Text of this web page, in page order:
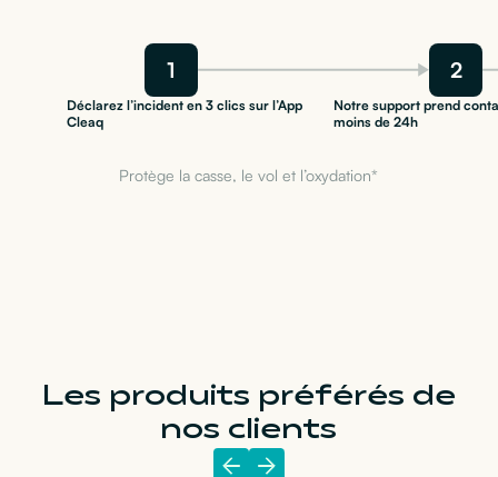
1 2
Déclarez l’incident en 3 clics sur l’App
Cleaq
Notre support prend
moins de 24h
Protège la casse, le vol et l’oxydation*
Les produits préférés de
nos clients